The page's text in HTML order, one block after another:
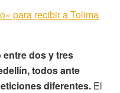
para recibir a Tolima
entre dos y tres
todos ante
diferentes. El